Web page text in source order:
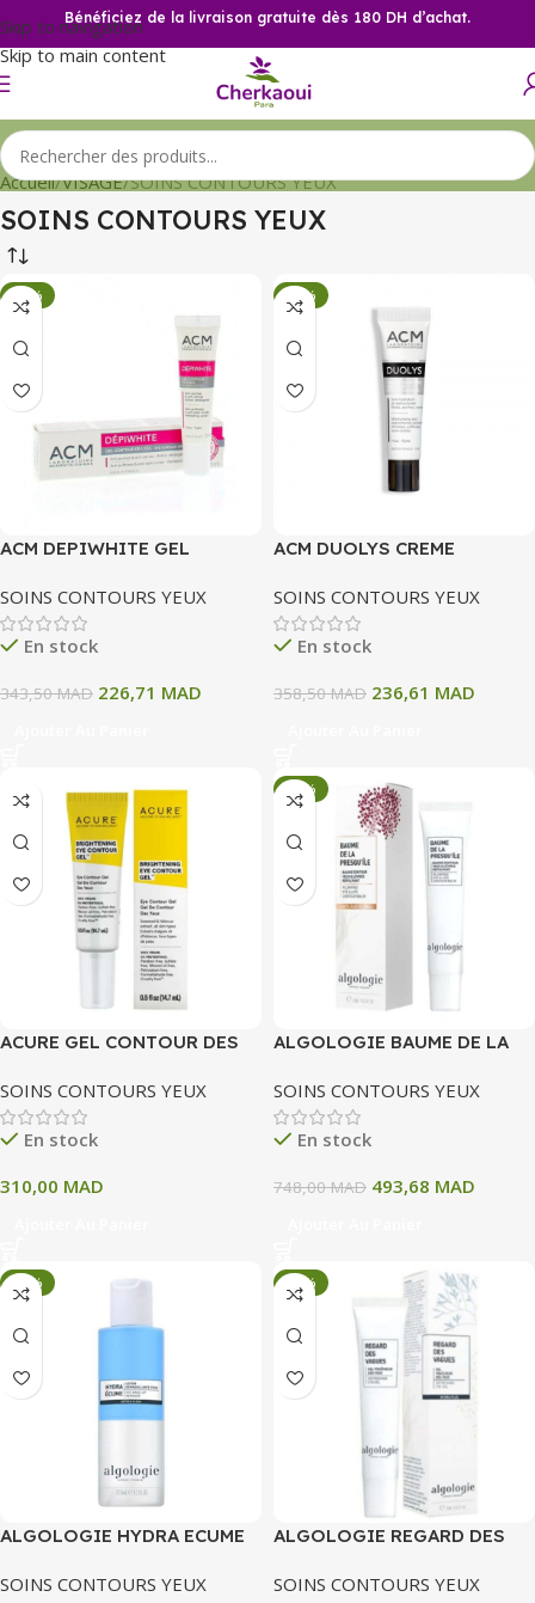
Skip to navigation
Skip to main content
Bénéficiez de la livraison gratuite dès 180 DH d’achat.
Accueil VISAGE SOINS CONTOURS YEUX
SOINS CONTOURS YEUX
-34%
ACM DEPIWHITE GEL
SOINS CONTOURS YEUX
En stock
343,50MAD 226,71 MAD
-34%
ACM DUOLYS CREME
SOINS CONTOURS YEUX
En stock
358,50MAD 236,61 MAD
ACURE GEL CONTOUR DES
SOINS CONTOURS YEUX
En stock
310,00 MAD
-34%
ALGOLOGIE BAUME DE LA
SOINS CONTOURS YEUX
En stock
748,00MAD 493,68 MAD
-34%
ALGOLOGIE HYDRA ECUME
YEUX 125 ML
SOINS CONTOURS YEUX
-34%
ALGOLOGIE REGARD DES
DES YEUX 15 ML
SOINS CONTOURS YEUX